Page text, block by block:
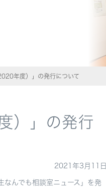
年度）」の発行について
）」の発行
2021年3月11日
んでも相談室ニュース」を発